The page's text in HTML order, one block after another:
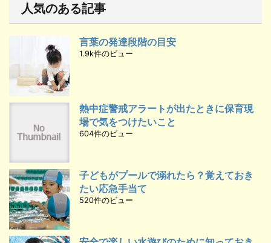
人気のある記事
言葉の発達段階の目安
1.9k件のビュー
熱中症警戒アラートが出たときに保育現
場で気をつけたいこと
604件のビュー
子どもがプールで溺れたら？覚えておき
たい応急手当て
520件のビュー